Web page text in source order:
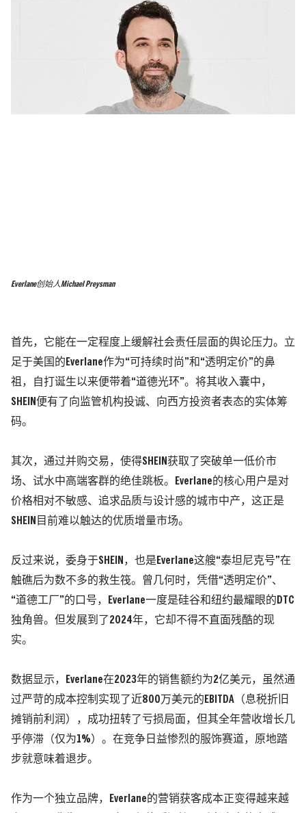
Everlane创始人Michael Preysman
首先，它能在一定程度上缓解社会责任层面的舆论压力。立
足于美国的Everlane作为“可持续时尚”和“透明定价”的鼻
祖，自打诞生以来便带着“道德光环”。将其收入囊中，
SHEIN便有了向监管机构投诚、向西方投资者表态的实体筹
码。
其次，通过并购交易，使得SHEIN获取了突破单一低价市
场、试水中高端客群的绝佳跳板。Everlane的核心用户是对
价格相对不敏感、追求品质与设计感的城市中产，这正是
SHEIN目前难以触达的优质增量市场。
反过来说，委身于SHEIN，也是Everlane这艘“泰坦尼克号”在
触礁后为数不多的救生筏。曾几何时，凭借“透明定价”、
“道德工厂”的口号，Everlane一度是硅谷和纽约最耀眼的DTC
独角兽。但发展到了2024年，它却不得不直面残酷的现
实。
数据显示，
Everlane在2023年的销售额约为2亿美元，虽然通
过严苛的成本控制实现了近800万美元的EBITDA （息税折旧
摊销前利润）
，成功扭转了亏损局面，但其全年营收增长几
乎停滞 （仅为1%） 。 在竞争日益惨烈的服饰赛道，原地踏
步就意味着退步。
作为一个独立品牌，Everlane的营销获客成本正变得越来越